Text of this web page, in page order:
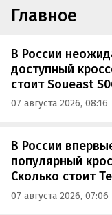
Главное
В России
доступный
стоит Soueast
07 августа 2026, 08:16
В России
популярный
Сколько стоит
07 августа 2026, 07:06